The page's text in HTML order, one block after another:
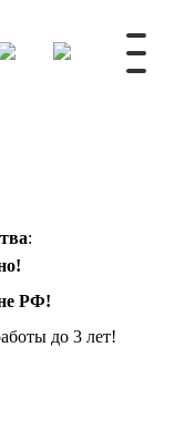
:
РФ!
до 3 лет!